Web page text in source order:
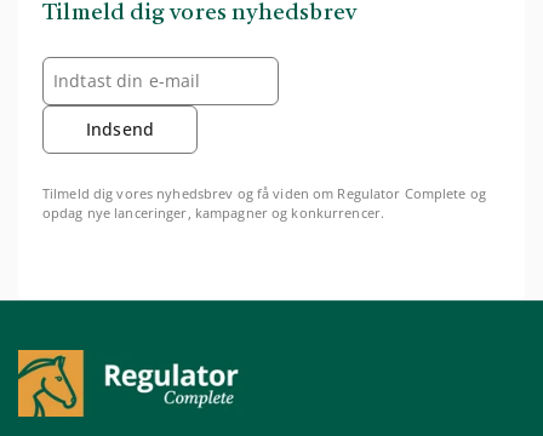
Tilmeld dig vores nyhedsbrev
Indsend
Tilmeld dig vores nyhedsbrev og få viden om Regulator Complete og
opdag nye lanceringer, kampagner og konkurrencer.